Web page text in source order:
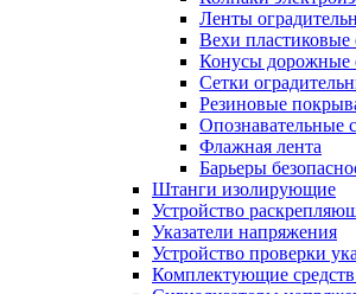
Ленты
Вехи пластиковые
Конусы дорожные
Сетки
Резиновые
Опознавательные
Флажная лента
Барьеры
Штанги изолирующие
Устройство
Указатели напряжения
Устройство проверки
Комплектующие